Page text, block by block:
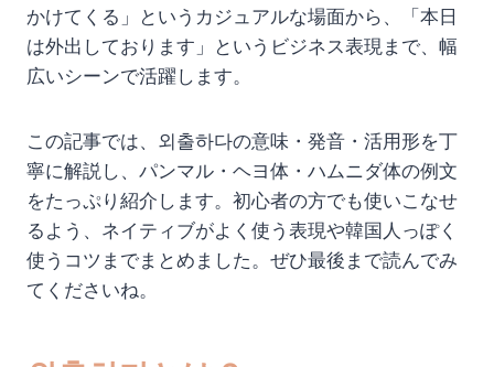
かけてくる」というカジュアルな場面から、「本日
は外出しております」というビジネス表現まで、幅
広いシーンで活躍します。
この記事では、외출하다の意味・発音・活用形を丁
寧に解説し、パンマル・ヘヨ体・ハムニダ体の例文
をたっぷり紹介します。初心者の方でも使いこなせ
るよう、ネイティブがよく使う表現や韓国人っぽく
使うコツまでまとめました。ぜひ最後まで読んでみ
てくださいね。